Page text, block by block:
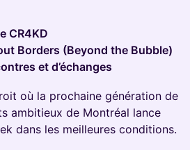
CR4KD
Borders (Beyond the Bubble)
et d’échanges
où la prochaine génération de
ambitieux de Montréal lance
dans les meilleures conditions.